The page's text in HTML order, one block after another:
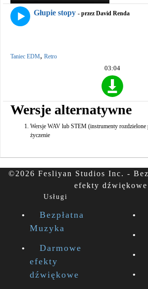
Głupie stopy - przez David Renda
Taniec EDM, Retro
03:04
Wersje alternatywne
Wersje WAV lub STEM (instrumenty rozdzielone
życzenie
©2026 Fesliyan Studios Inc. -
efekty dźwiękowe
Usługi
Bezpłatna
Muzyka
Darmowe
efekty
dźwiękowe